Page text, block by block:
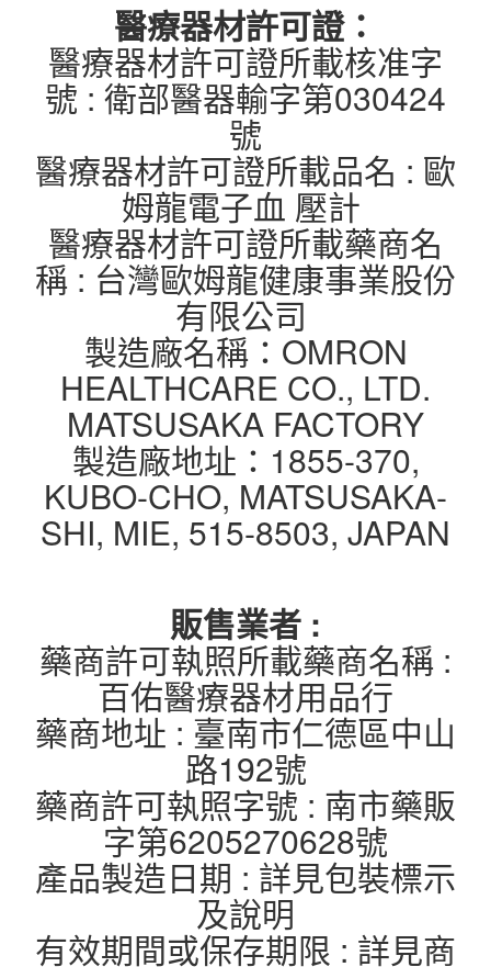
醫療器材許可證：
醫療器材許可證所載核准字
號 : 衛部醫器輸字第030424
號
醫療器材許可證所載品名 : 歐
姆龍電子血 壓計
醫療器材許可證所載藥商名
稱 : 台灣歐姆龍健康事業股份
有限公司
製造廠名稱：OMRON
HEALTHCARE CO., LTD.
MATSUSAKA FACTORY
製造廠地址：1855-370,
KUBO-CHO, MATSUSAKA-
SHI, MIE, 515-8503, JAPAN
販售業者 :
藥商許可執照所載藥商名稱 :
百佑醫療器材用品行
藥商地址 : 臺南市仁德區中山
路192號
藥商許可執照字號 : 南市藥販
字第6205270628號
產品製造日期 : 詳見包裝標示
及說明
有效期間或保存期限 : 詳見商